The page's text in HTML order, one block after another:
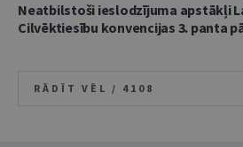
Neatbilstoši ieslodzījuma apstākļi
Cilvēktiesību konvencijas 3. panta
RĀDĪT VĒL / 4108